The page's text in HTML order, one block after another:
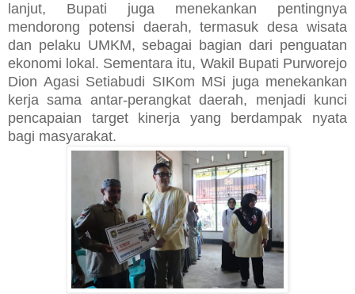
lanjut, Bupati juga menekankan pentingnya
mendorong potensi daerah, termasuk desa wisata
dan pelaku UMKM, sebagai bagian dari penguatan
ekonomi lokal. Sementara itu, Wakil Bupati Purworejo
Dion Agasi Setiabudi SIKom MSi juga menekankan
kerja sama antar-perangkat daerah, menjadi kunci
pencapaian target kinerja yang berdampak nyata
bagi masyarakat.